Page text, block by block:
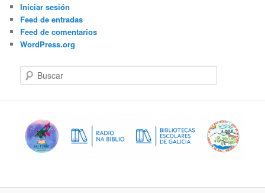
Iniciar sesión
Feed de entradas
Feed de comentarios
WordPress.org
u